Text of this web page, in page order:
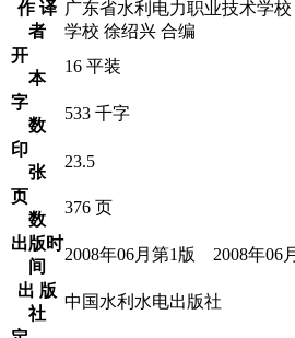
作 译
者
广东省水利电力职业技术学
学校 徐绍兴 合编
开
本
16 平装
字
数
533 千字
印
张
23.5
页
数
376 页
出版时
间
2008年06月第1版 2008年06
出 版
社
中国水利水电出版社